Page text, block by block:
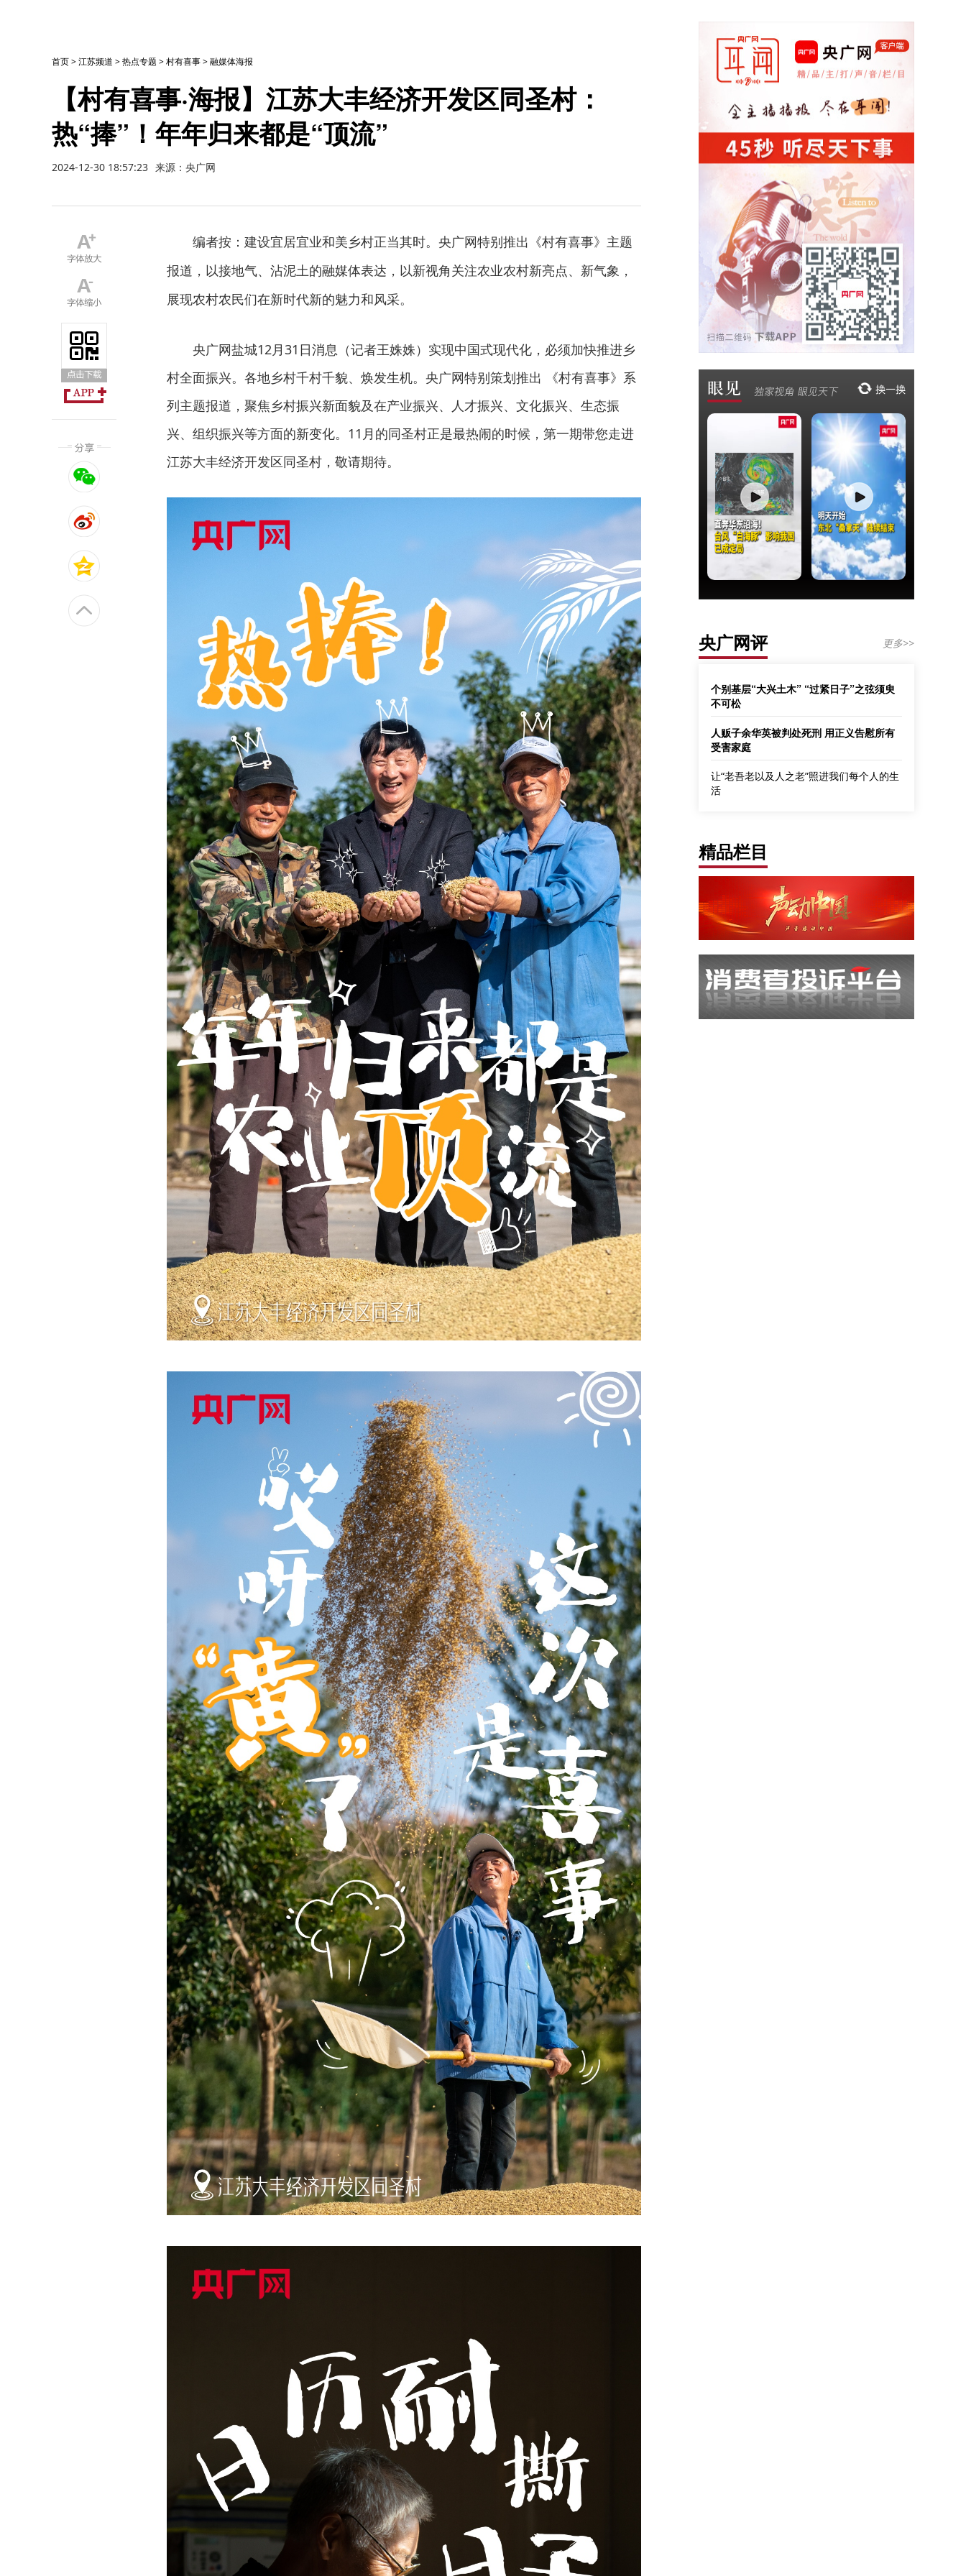
首页>江苏频道 >热点专题 >村有喜事>融媒体海报
【村有喜事·海报】江苏大丰经济开发区同圣村：
热“捧”！年年归来都是“顶流”
2024-12-30 18:57:23 来源：央广网
编者按：建设宜居宜业和美乡村正当其时。央广网特别推出《村有喜事》主题
报道，以接地气、沾泥土的融媒体表达，以新视角关注农业农村新亮点、新气象，
展现农村农民们在新时代新的魅力和风采。
央广网盐城12月31日消息（记者王姝姝）实现中国式现代化，必须加快推进乡
村全面振兴。各地乡村千村千貌、焕发生机。央广网特别策划推出 《村有喜事》系
列主题报道，聚焦乡村振兴新面貌及在产业振兴、人才振兴、文化振兴、生态振
兴、组织振兴等方面的新变化。11月的同圣村正是最热闹的时候，第一期带您走进
江苏大丰经济开发区同圣村，敬请期待。
央广网评 更多>>
个别基层“大兴土木” “过紧日子”之弦须臾
不可松
人贩子余华英被判处死刑 用正义告慰所有
受害家庭
让“老吾老以及人之老”照进我们每个人的生
活
精品栏目